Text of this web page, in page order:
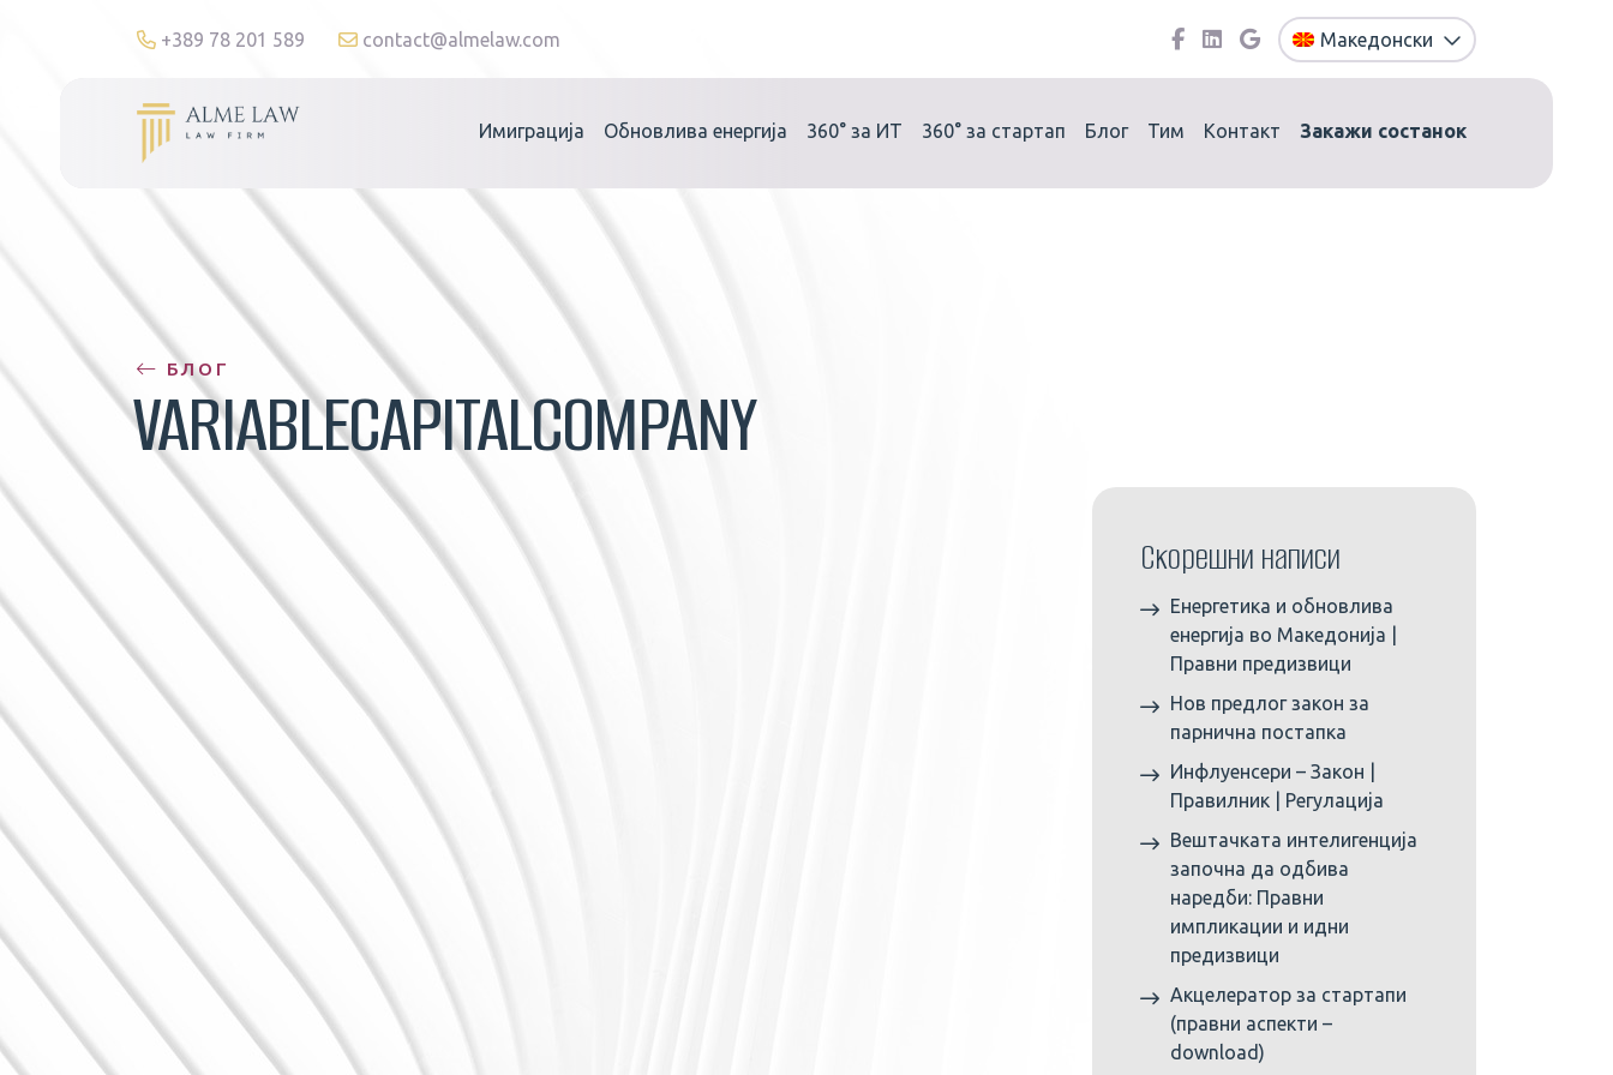
+389 78 201 589 contact@almelaw.com Македонски
Имиграција Обновлива енергија 360° за ИТ 360° за стартап Блог Тим Контакт Закажи состанок
БЛОГ
VARIABLECAPITALCOMPANY
Скорешни написи
Енергетика и обновлива
енергија во Македонија |
Правни предизвици
Нов предлог закон за
парнична постапка
Инфлуенсери – Закон |
Правилник | Регулација
Вештачката интелигенција
започна да одбива
наредби: Правни
импликации и идни
предизвици
Акцелератор за стартапи
(правни аспекти –
download)